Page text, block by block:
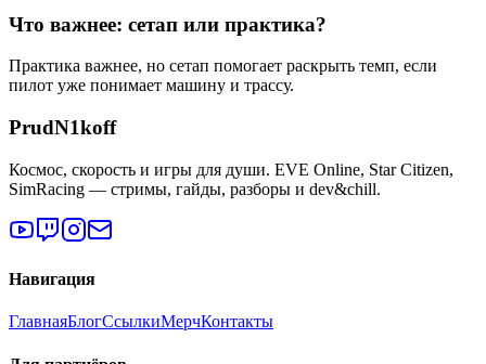
Что важнее: сетап или практика?
Практика важнее, но сетап помогает раскрыть темп, если
пилот уже понимает машину и трассу.
PrudN1koff
Космос, скорость и игры для души. EVE Online, Star Citizen,
SimRacing — стримы, гайды, разборы и dev&chill.
Навигация
ГлавнаяБлогСсылкиМерчКонтакты